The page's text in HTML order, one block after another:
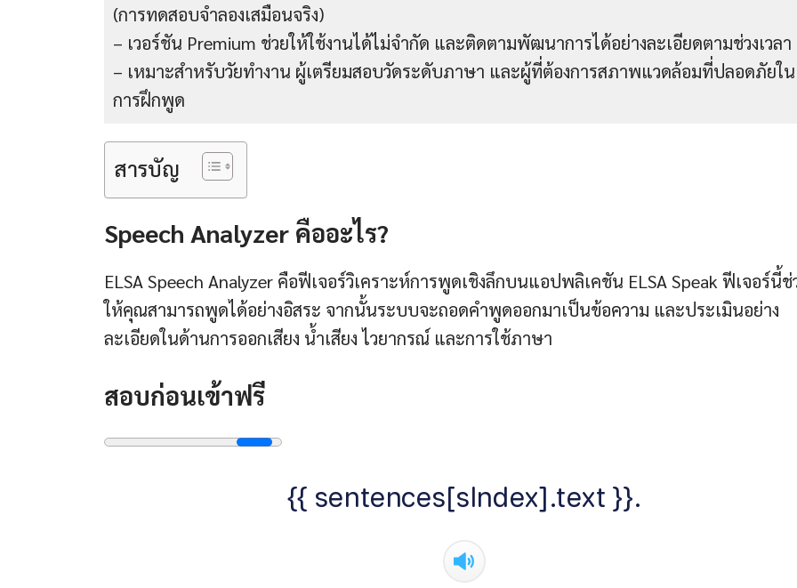
(การทดสอบจำลองเสมือนจริง)
– เวอร์ชัน Premium ช่วยให้ใช้งานได้ไม่จำกัด และติดตามพัฒนาการได้อย่างละเอียดตามช่วงเวลา
– เหมาะสำหรับวัยทำงาน ผู้เตรียมสอบวัดระดับภาษา และผู้ที่ต้องการสภาพแวดล้อมที่ปลอดภัยใน
การฝึกพูด
สารบัญ
Speech Analyzer คืออะไร?
ELSA Speech Analyzer คือฟีเจอร์วิเคราะห์การพูดเชิงลึกบนแอปพลิเคชัน ELSA Speak ฟีเจอร์นี้ช่
ให้คุณสามารถพูดได้อย่างอิสระ จากนั้นระบบจะถอดคำพูดออกมาเป็นข้อความ และประเมินอย่าง
ละเอียดในด้านการออกเสียง น้ำเสียง ไวยากรณ์ และการใช้ภาษา
สอบก่อนเข้าฟรี
{{ sentences[sIndex].text }}.